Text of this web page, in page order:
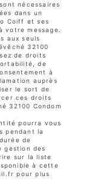
nécessaires
dans un
Coiff et ses
votre message.
aux seuls
32100
de droits
de
à
auprès
le sort de
ces droits
32100 Condom
pourra vous
pendant la
de
gestion des
sur la liste
à cette
pour plus